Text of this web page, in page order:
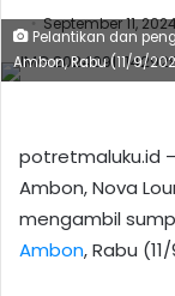
September 11,
Pelantikan dan
Ambon, Rabu (11/9/
potretmaluku.id
Ambon, Nova
mengambil
Ambon, Rabu